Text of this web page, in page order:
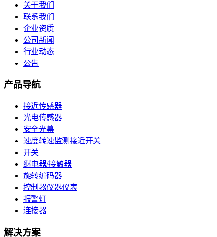
关于我们
联系我们
企业资质
公司新闻
行业动态
公告
产品导航
接近传感器
光电传感器
安全光幕
速度转速监测接近开关
开关
继电器/接触器
旋转编码器
控制器仪器仪表
报警灯
连接器
解决方案